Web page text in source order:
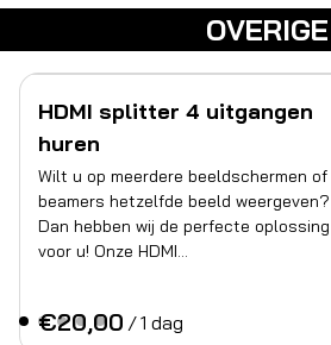
OVERIGE
HDMI splitter 4 uitgangen
huren
Wilt u op meerdere beeldschermen of
beamers hetzelfde beeld weergeven?
Dan hebben wij de perfecte oplossing
voor u! Onze HDMI…
/